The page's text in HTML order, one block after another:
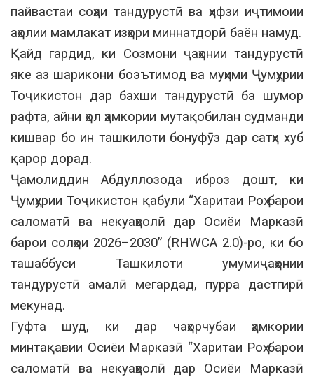
пайвастаи соҳаи тандурустӣ ва ҳифзи иҷтимоии
аҳолии мамлакат изҳори миннатдорӣ баён намуд.
Қайд гардид, ки Созмони ҷаҳонии тандурустӣ
яке аз шарикони боэътимод ва муҳими Ҷумҳурии
Тоҷикистон дар бахши тандурустӣ ба шумор
рафта, айни ҳол ҳамкории мутақобилан судманди
кишвар бо ин ташкилоти бонуфӯз дар сатҳи хуб
қарор дорад.
Ҷамолиддин Абдуллозода иброз дошт, ки
Ҷумҳурии Тоҷикистон қабули “Харитаи Роҳ барои
саломатӣ ва некуаҳволӣ дар Осиёи Марказӣ
барои солҳои 2026–2030” (RHWCA 2.0)-ро, ки бо
ташаббуси Ташкилоти умумиҷаҳонии
тандурустӣ амалӣ мегардад, пурра дастгирӣ
мекунад.
Гуфта шуд, ки дар чаҳорчубаи ҳамкории
минтақавии Осиёи Марказӣ “Харитаи Роҳ барои
саломатӣ ва некуаҳволӣ дар Осиёи Марказӣ